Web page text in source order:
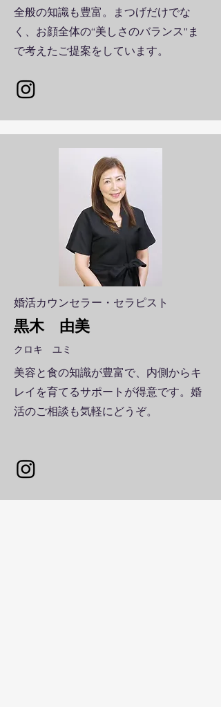
全般の知識も豊富。まつげだけでな
く、お顔全体の“美しさのバランス”ま
で考えたご提案をしています。
​婚活カウンセラー・セラピスト
黒木 由美
クロキ ユミ
美容と食の知識が豊富で、内側からキ
レイを育てるサポートが得意です。婚
活のご相談も気軽にどうぞ。